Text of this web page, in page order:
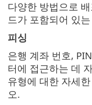
다양한 방법으로
드가 포함되어 있
피싱
은행 계좌 번호,
터에 접근하는 데
유형에 대한 자세
오.